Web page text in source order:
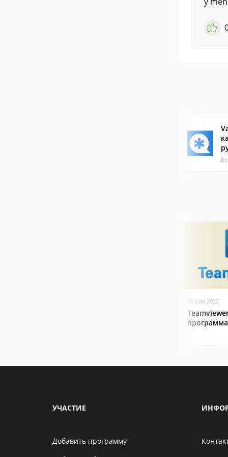
30 мая 2022
программа
УЧАСТИЕ
Добавить программу